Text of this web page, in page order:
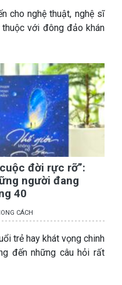
cho nghệ thuật, nghệ sĩ
với đông đảo khán
đời rực rỡ”:
người đang
40
CÁCH
trẻ hay khát vọng chinh
đến những câu hỏi rất